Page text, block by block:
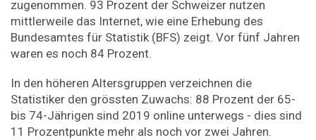
zugenommen. 93 Prozent der Schweizer nutzen
mittlerweile das Internet, wie eine Erhebung des
Bundesamtes für Statistik (BFS) zeigt. Vor fünf Jahren
waren es noch 84 Prozent.
In den höheren Altersgruppen verzeichnen die
Statistiker den grössten Zuwachs: 88 Prozent der 65-
bis 74-Jährigen sind 2019 online unterwegs - dies sind
11 Prozentpunkte mehr als noch vor zwei Jahren.